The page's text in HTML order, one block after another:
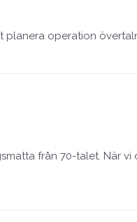
operation
från 70-talet. När